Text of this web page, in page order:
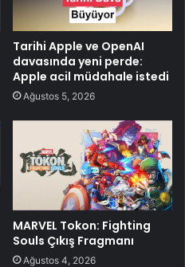
Tarihi Apple ve OpenAI
davasında yeni perde:
Apple acil müdahale istedi
Ağustos 5, 2026
MARVEL Tokon: Fighting
Souls Çıkış Fragmanı
Ağustos 4, 2026